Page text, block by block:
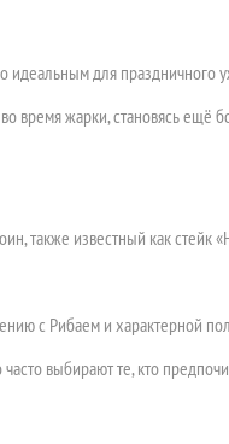
идеальным для
во время жарки, становясь
также известный как стейк
с Рибаем и характерной
выбирают те, кто